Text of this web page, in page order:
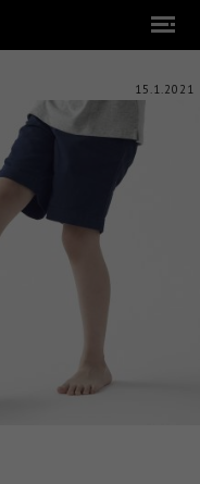
15.1.2021